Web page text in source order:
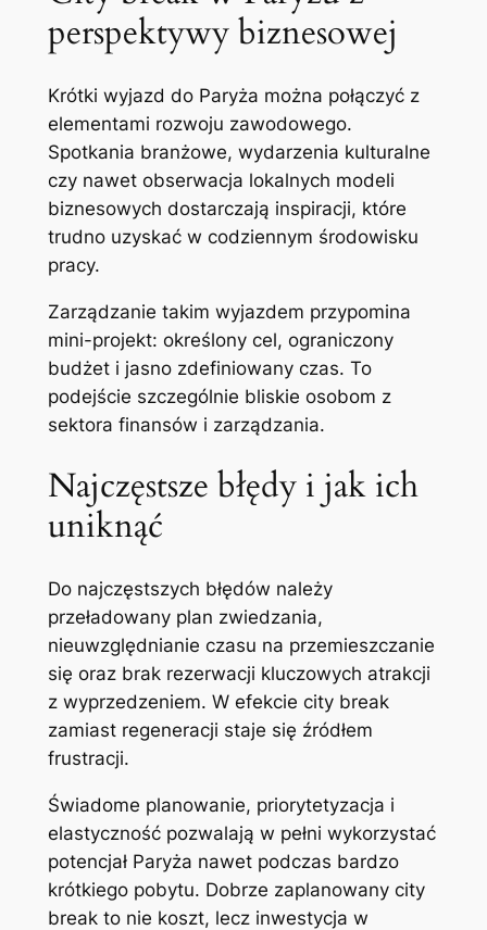
perspektywy biznesowej
Krótki wyjazd do Paryża można połączyć z
elementami rozwoju zawodowego.
Spotkania branżowe, wydarzenia kulturalne
czy nawet obserwacja lokalnych modeli
biznesowych dostarczają inspiracji, które
trudno uzyskać w codziennym środowisku
pracy.
Zarządzanie takim wyjazdem przypomina
mini-projekt: określony cel, ograniczony
budżet i jasno zdefiniowany czas. To
podejście szczególnie bliskie osobom z
sektora finansów i zarządzania.
Najczęstsze błędy i jak ich
uniknąć
Do najczęstszych błędów należy
przeładowany plan zwiedzania,
nieuwzględnianie czasu na przemieszczanie
się oraz brak rezerwacji kluczowych atrakcji
z wyprzedzeniem. W efekcie city break
zamiast regeneracji staje się źródłem
frustracji.
Świadome planowanie, priorytetyzacja i
elastyczność pozwalają w pełni wykorzystać
potencjał Paryża nawet podczas bardzo
krótkiego pobytu. Dobrze zaplanowany city
break to nie koszt, lecz inwestycja w